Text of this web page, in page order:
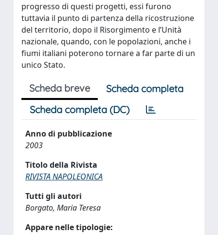
progresso di questi progetti, essi furono
tuttavia il punto di partenza della ricostruzione
del territorio, dopo il Risorgimento e l’Unità
nazionale, quando, con le popolazioni, anche i
fiumi italiani poterono tornare a far parte di un
unico Stato.
Scheda breve
Scheda completa
Scheda completa (DC)
Anno di pubblicazione
2003
Titolo della Rivista
RIVISTA NAPOLEONICA
Tutti gli autori
Borgato, Maria Teresa
Appare nelle tipologie: